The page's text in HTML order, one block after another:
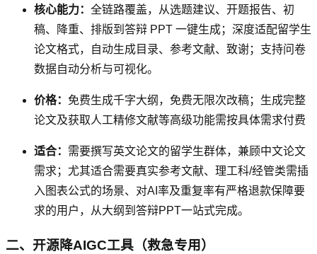
核心能力： 全链路覆盖，从选题建议、开题报告、初
稿、降重、排版到答辩 PPT 一键生成；深度适配留学生
论文格式，自动生成目录、参考文献、致谢；支持问卷
数据自动分析与可视化。
价格： 免费生成千字大纲，免费无限次改稿；生成完整
论文及获取人工精修文献等高级功能需按具体需求付费
适合： 需要撰写英文论文的留学生群体，兼顾中文论文
需求；尤其适合需要真实参考文献、理工科/经管类需插
入图表公式的场景、对AI率及重复率有严格退款保障要
求的用户，从大纲到答辩PPT一站式完成。
二、开源降AIGC工具（救急专用）